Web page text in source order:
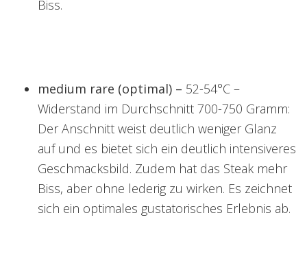
Biss.
medium rare (optimal) – 52-54°C –
Widerstand im Durchschnitt 700-750 Gramm:
Der Anschnitt weist deutlich weniger Glanz
auf und es bietet sich ein deutlich intensiveres
Geschmacksbild. Zudem hat das Steak mehr
Biss, aber ohne lederig zu wirken. Es zeichnet
sich ein optimales gustatorisches Erlebnis ab.